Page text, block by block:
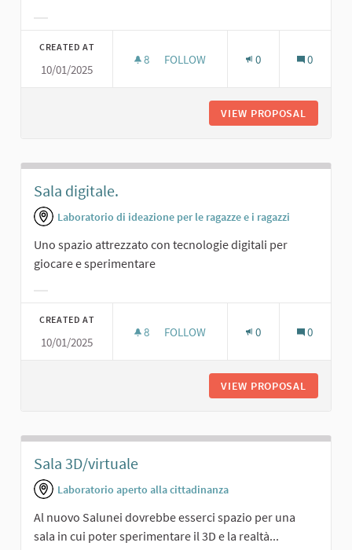
CREATED AT
10/01/2025
8 8 FOLLOWERS
FOLLOW 0 0
VIEW PROPOSAL
Sala digitale.
Laboratorio di ideazione per le ragazze e i ragazzi
Uno spazio attrezzato con tecnologie digitali per
giocare e sperimentare
CREATED AT
10/01/2025
8 8 FOLLOWERS
FOLLOW 0 0
VIEW PROPOSAL
Sala 3D/virtuale
Laboratorio aperto alla cittadinanza
Al nuovo Salunei dovrebbe esserci spazio per una
sala in cui poter sperimentare il 3D e la realtà...